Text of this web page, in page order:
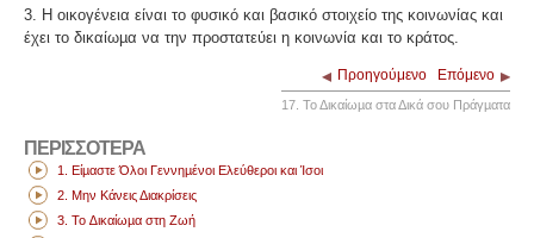
3. Η οικογένεια είναι το φυσικό και βασικό στοιχείο της κοινωνίας και
έχει το δικαίωµα να την προστατεύει η κοινωνία και το κράτος.
Προηγούμενο Επόμενο
17. Το Δικαίωµα στα Δικά σου Πράγµατα
ΠΕΡΙΣΣΟΤΕΡΑ
1. Είµαστε Όλοι Γεννηµένοι Ελεύθεροι και Ίσοι
2. Μην Κάνεις Διακρίσεις
3. Το ∆ικαίωµα στη Ζωή